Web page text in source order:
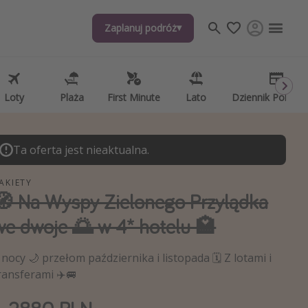
Zaplanuj podróż
Loty Plaża First Minute Lato Dziennik
Zaplanuj podróż
Loty Plaża First Minute Lato Dziennik
ciekawostki, porady podróżnicze
aplikacje podróżnicze
Ta oferta jest nieaktualna.
Na Wyspy Zielonego Przylądka
dwoje 🌅 w 4* hotelu 🏩
nocy 🌙 przełom października i listopada 🗓️ Z lotami i
✈️🚐